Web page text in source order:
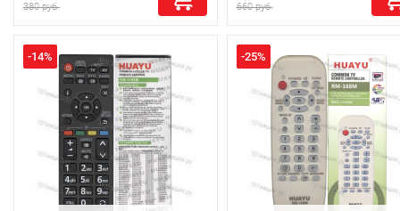
380 руб. 660 руб.
-14% -25%